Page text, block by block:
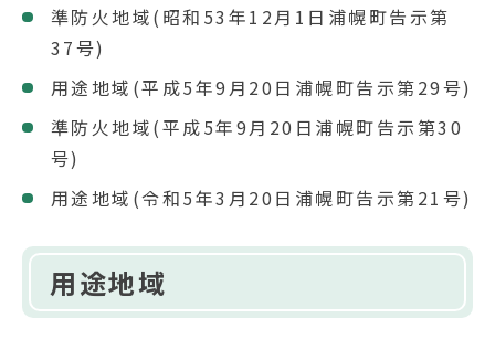
準防火地域(昭和53年12月1日浦幌町告示第
37号)
用途地域(平成5年9月20日浦幌町告示第29号)
準防火地域(平成5年9月20日浦幌町告示第30
号)
用途地域(令和5年3月20日浦幌町告示第21号)
用途地域